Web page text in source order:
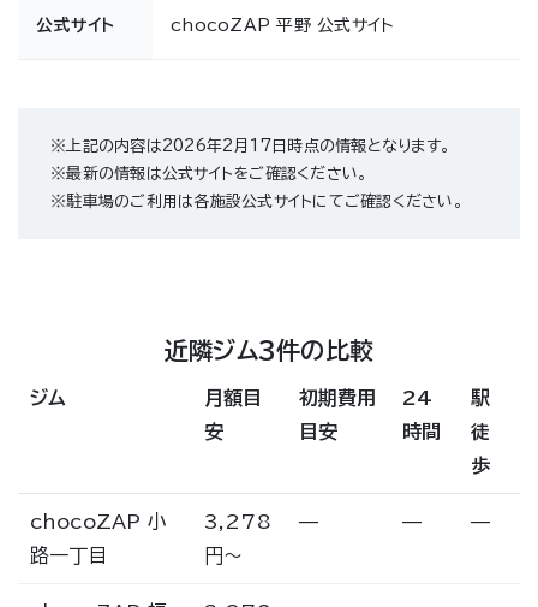
公式サイト chocoZAP 平野 公式サイト
※上記の内容は2026年2月17日時点の情報となります。
※最新の情報は公式サイトをご確認ください。
※駐車場のご利用は各施設公式サイトにてご確認ください。
近隣ジム3件の比較
ジム
月額目
安
初期費用
目安
24
時間
駅
徒
歩
chocoZAP 小
路一丁目
3,278
円〜
— — —